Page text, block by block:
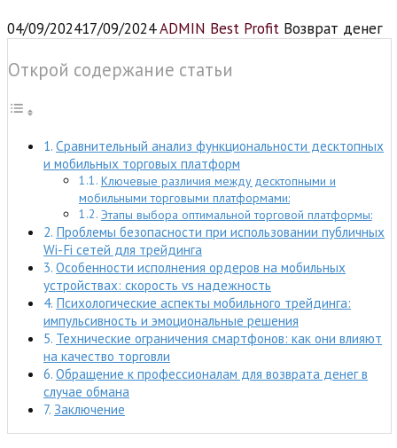
04/09/202417/09/2024ADMIN Best Profit Возврат денег
Открой содержание статьи
Сравнительный анализ функциональности десктопных
и мобильных торговых платформ
Ключевые различия между десктопными и
мобильными торговыми платформами:
Этапы выбора оптимальной торговой платформы:
Проблемы безопасности при использовании публичных
Wi-Fi сетей для трейдинга
Особенности исполнения ордеров на мобильных
устройствах: скорость vs надежность
Психологические аспекты мобильного трейдинга:
импульсивность и эмоциональные решения
Технические ограничения смартфонов: как они влияют
на качество торговли
Обращение к профессионалам для возврата денег в
случае обмана
Заключение